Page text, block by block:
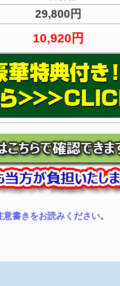
29,800円
10,920円
書きをお読みください。